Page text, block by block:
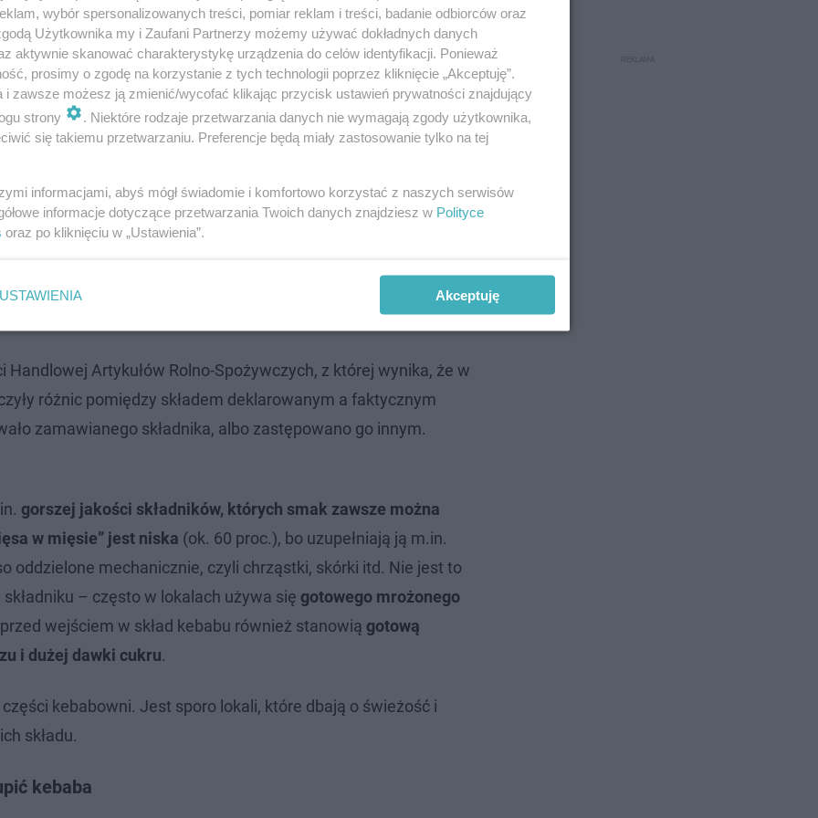
nie tylko sycące, ale również
i liczbę składników, w kaloryczności nie zejdziemy
poniżej 700
nas przyprawić
Artykułów Rolno-Spożywczych, z której wynika, że w
różnic pomiędzy składem deklarowanym a faktycznym
zamawianego składnika, albo zastępowano go innym.
gorszej jakości składników, których smak zawsze można
w mięsie” jest niska (ok. 60 proc.), bo uzupełniają ją m.in.
oddzielone mechanicznie, czyli chrząstki, skórki itd. Nie jest to
– często w lokalach używa się gotowego mrożonego
wejściem w skład kebabu również stanowią gotową
i dużej dawki cukru.
kebabowni. Jest sporo lokali, które dbają o świeżość i
składu.
kebaba
wybór spersonalizowanych treści, pomiar reklam i treści, badanie odbiorców oraz
Użytkownika my i Zaufani Partnerzy możemy używać dokładnych danych
aktywnie skanować charakterystykę urządzenia do celów identyfikacji. Ponieważ
prosimy o zgodę na korzystanie z tych technologii poprzez kliknięcie „Akceptuję”.
i zawsze możesz ją zmienić/wycofać klikając przycisk ustawień prywatności znajdujący
strony
. Niektóre rodzaje przetwarzania danych nie wymagają zgody użytkownika,
się takiemu przetwarzaniu. Preferencje będą miały zastosowanie tylko na tej
informacjami, abyś mógł świadomie i komfortowo korzystać z naszych serwisów
informacje dotyczące przetwarzania Twoich danych znajdziesz w Polityce
oraz po kliknięciu w „Ustawienia”.
USTAWIENIA Akceptuję